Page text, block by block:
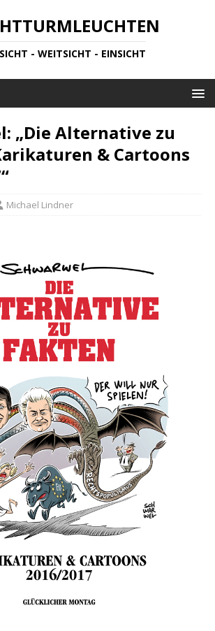
- WEITSICHT - EINSICHT
„Die Alternative zu
& Cartoons
Michael Lindner